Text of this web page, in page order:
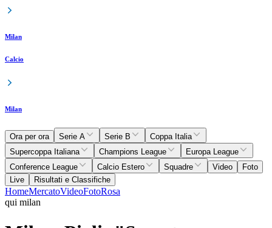
Milan
Calcio
Milan
Ora per ora Serie A Serie B
Coppa Italia
Supercoppa Italiana
Champions League
Europa League
Conference League
Calcio Estero Squadre Video
Foto
Live
Risultati e Classifiche
HomeMercatoVideoFotoRosa
qui milan